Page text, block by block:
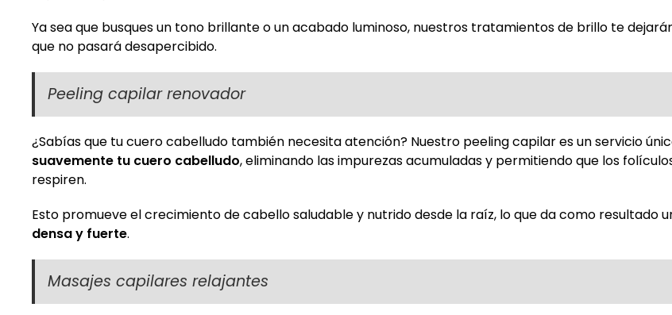
Ya sea que busques un tono brillante o un acabado luminoso, nuestros tratamientos de brillo te
que no pasará desapercibido.
Peeling capilar renovador
¿Sabías que tu cuero cabelludo también necesita atención? Nuestro peeling capilar es un servicio
suavemente tu cuero cabelludo, eliminando las impurezas acumuladas y permitiendo que los
respiren.
Esto promueve el crecimiento de cabello saludable y nutrido desde la raíz, lo que da como resultado
densa y fuerte.
Masajes capilares relajantes